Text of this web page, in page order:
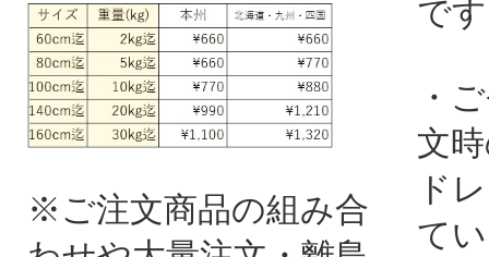
※ご注文商品の組み合
で
・
文
ド
て